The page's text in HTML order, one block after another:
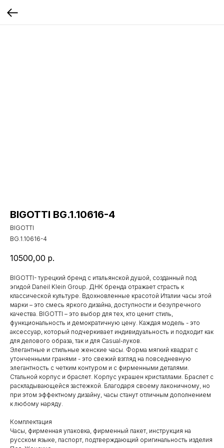
BIGOTTI BG.1.10616-4
BIGOTTI
BG.1.10616-4
10500,00 р.
BIGOTTI- турецкий бренд с итальянской душой, созданный под
эгидой Daneil Klein Group. ДНК бренда отражает страсть к
классической культуре. Вдохновленные красотой Италии часы этой
марки – это смесь яркого дизайна, доступности и безупречного
качества. BIGOTTI – это выбор для тех, кто ценит стиль,
функциональность и демократичную цену. Каждая модель - это
аксессуар, который подчеркивает индивидуальность и подходит как
для делового образа, так и для Casual-луков.
Элегантные и стильные женские часы. Форма мягкий квадрат с
утонченными гранями - это свежий взгляд на повседневную
элегантность с четким контуром и с фирменными деталями.
Стальной корпус и браслет. Корпус украшен кристаллами. Браслет с
раскладывающейся застежкой. Благодаря своему лаконичному, но
при этом эффектному дизайну, часы станут отличным дополнением
к любому наряду.
Комплектация
Часы, фирменная упаковка, фирменный пакет, инструкция на
русском языке, паспорт, подтверждающий оригинальность изделия